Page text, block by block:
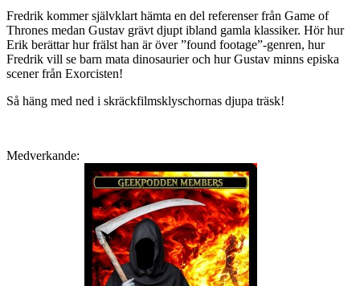
Fredrik kommer självklart hämta en del referenser från Game of
Thrones medan Gustav grävt djupt ibland gamla klassiker. Hör hur
Erik berättar hur frälst han är över ”found footage”-genren, hur
Fredrik vill se barn mata dinosaurier och hur Gustav minns episka
scener från Exorcisten!
Så häng med ned i skräckfilmsklyschornas djupa träsk!
Medverkande: